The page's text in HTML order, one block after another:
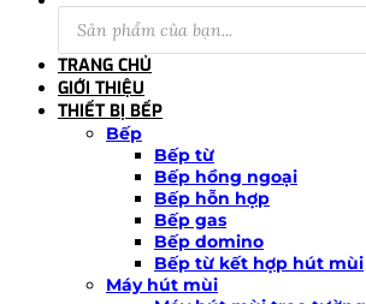
Tìm
kiếm
sản
phẩm
TRANG CHỦ
GIỚI THIỆU
THIẾT BỊ BẾP
Bếp
Bếp từ
Bếp hồng ngoại
Bếp hỗn hợp
Bếp gas
Bếp domino
Bếp từ kết hợp hút mùi
Máy hút mùi